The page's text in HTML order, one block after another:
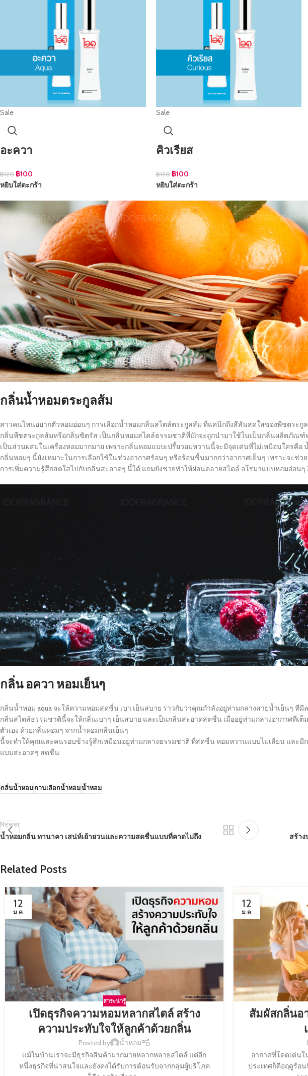
Sale
อะควา
฿120 ฿100
หยิบใส่ตะกร้า
Sale
คิวเรียส
฿120 ฿100
หยิบใส่ตะกร้า
กลิ่นน้ำหอมตระกูลส้ม
สาวคนไหนอยากตัวหอมอ่อนๆ การเลือกน้ำหอมกลิ่นสไตล์ตระกูลส้ม ที่แค่นึกถึงสีสันสดใสของพืชตระ
กลิ่นพืชตระกูลส้มหรือกลิ่นซิตรัส เป็นกลิ่นหอมสไตล์ธรรมชาติที่มักจะถูกนำมาใช้ในเป็นกลิ่นผลิตภัณฑ์
เป็นส่วนผสมในเครื่องหอมมากมาย เพราะกลิ่นหอมแบบเปรี้ยวอมหวานนี้จะมีจุดเด่นที่ไม่เหมือนใครคื
กลิ่นหอมๆ นี้ยังเหมาะในการเลือกใช้ในช่วงอากาศร้อนๆ หรือร้อนชื้นมากกว่าอากาศเย็นๆ เพราะจะ
การเพิ่มความรู้สึกสดใสไปกับกลิ่นสะอาดๆ นี้ได้ แถมยังช่วยทำให้ผ่อนคลายสไตล์ อโรมาแบบหอมอ่อนๆ
กลิ่น อควา หอมเย็นๆ
กลิ่นน้ำหอม aqua จะให้ความหอมสดชื่น เบา เย็นสบาย ราวกับว่าคุณกำลังอยู่ท่ามกลางสายน้ำเย็นๆ ที่
กลิ่นสไตล์ธรรมชาตินี้จะให้กลิ่นเบาๆ เย็นสบาย และเป็นกลิ่นสะอาดสดชื่น เมื่ออยู่ท่ามกลางอากาศที่เ
ตัวเอง ด้วยกลิ่นหอมๆ จากน้ำหอมกลิ่นเย็นๆ
นี้จะทำให้คุณและคนรอบข้างรู้สึกเหมือนอยู่ท่ามกลางธรรมชาติ ที่สดชื่น หอมหวานแบบไม่เลี่ยน และมี
แบบสะอาดๆ สดชื่น
กลิ่นน้ำหอมกานเลือกน้ำหอมน้ำหอม
Newer
น้ำหอมกลิ่น ทานาคา เสน่ห์เย้ายวนและความสดชื่นแบบที่คาดไม่ถึง
สร้า
Related Posts
12
ม.ค.
สาระน่ารู้
เปิดธุรกิจความหอมหลากสไตล์ สร้าง
ความประทับใจให้ลูกค้าด้วยกลิ่น
Posted by
น้ำหอม
แม้ในบ้านเราจะมีธุรกิจสินค้ามากมายหลากหลายสไตล์ แต่อีก
หนึ่งธุรกิจที่น่าสนใจและยังคงได้รับการต้อนรับจากกลุ่มผู้บริโภค
12
ม.ค.
สัมผัสกลิ่นอ
อากาศที่โดดเด่น
ประเทศก็คือฤดูร้อ